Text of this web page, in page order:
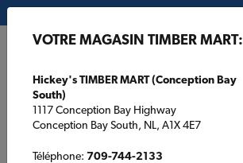
VOTRE MAGASIN TIMBER MART:
Hickey's TIMBER MART (Conception Bay
South)
1117 Conception Bay Highway
Conception Bay South, NL, A1X 4E7
Téléphone: 709-744-2133